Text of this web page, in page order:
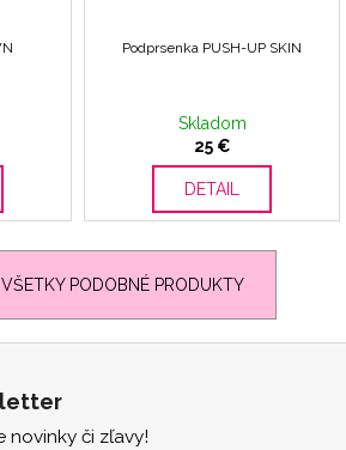
Podprsenka PUSH-UP SKIN
Skladom
25 €
DETAIL
PODOBNÉ PRODUKTY
novinky či zľavy!